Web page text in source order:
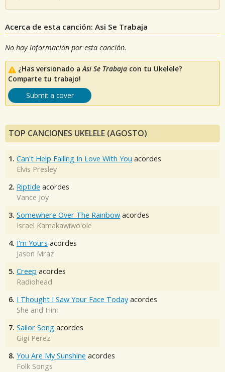
Acerca de esta canción: Asi Se Trabaja
No hay información por esta canción.
¿Has versionado aAsi Se Trabaja con tu Ukelele?
Comparte tu trabajo!
Submit a cover
TOP CANCIONES UKELELE (AGOSTO)
1. Can't Help Falling In Love With You acordes
Elvis Presley
2. Riptide acordes
Vance Joy
3. Somewhere Over The Rainbow acordes
Israel Kamakawiwo'ole
4. I'm Yours acordes
Jason Mraz
5. Creep acordes
Radiohead
6. I Thought I Saw Your Face Today acordes
She and Him
7. Sailor Song acordes
Gigi Perez
8. You Are My Sunshine acordes
Folk Songs